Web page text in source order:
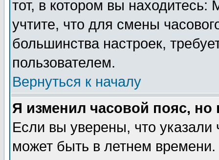
тот, в котором вы
учтите, что для смены
большинства настроек,
пользователем.
Вернуться к началу
Я изменил часовой пояс,
Если вы уверены, что указали
может быть в летнем